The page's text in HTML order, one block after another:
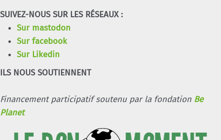
SUIVEZ-NOUS SUR LES RÉSEAUX :
Sur mastodon
Sur facebook
Sur Likedin
ILS NOUS SOUTIENNENT
Financement participatif soutenu par la fondation Be
Planet